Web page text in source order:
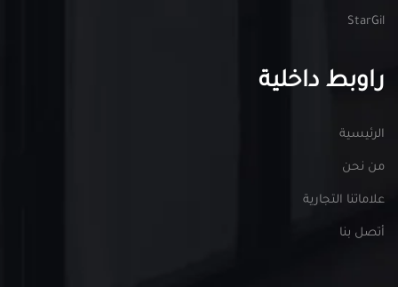
StarGil
راوبط داخلية
الرئيسية
من نحن
علاماتنا التجارية
أتصل بنا